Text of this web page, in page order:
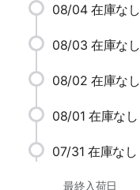
08/04 在庫なし
08/03 在庫なし
08/02 在庫なし
08/01 在庫なし
07/31 在庫なし
最終入荷日